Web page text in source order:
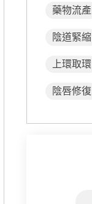
藥物流產
陰道緊縮
上環取環
陰唇修復